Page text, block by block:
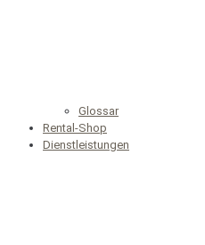
Glossar
Rental-Shop
Dienstleistungen